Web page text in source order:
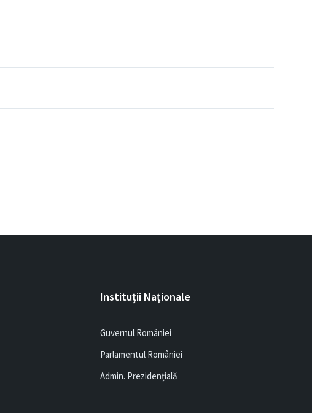
Instituții Naționale
Guvernul României
Parlamentul României
Admin. Prezidențială